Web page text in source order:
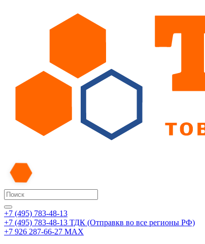
+7 (495) 783-48-13
+7 (495) 783-48-13 ТДК (Отправкв во все регионы РФ)
+7 926 287-66-27 МАХ